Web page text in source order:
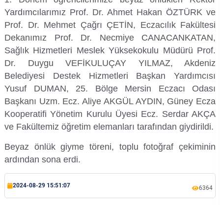
Yardımcılarımız Prof. Dr. Ahmet Hakan ÖZTÜRK ve
Prof. Dr. Mehmet Çağrı ÇETİN, Eczacılık Fakültesi
Dekanımız Prof. Dr. Necmiye CANACANKATAN,
Sağlık Hizmetleri Meslek Yüksekokulu Müdürü Prof.
Dr. Duygu VEFİKULUÇAY YILMAZ, Akdeniz
Belediyesi Destek Hizmetleri Başkan Yardımcısı
Yusuf DUMAN, 25. Bölge Mersin Eczacı Odası
Başkanı Uzm. Ecz. Aliye AKGÜL AYDIN, Güney Ecza
Kooperatifi Yönetim Kurulu Üyesi Ecz. Serdar AKÇA
ve Fakültemiz öğretim elemanları tarafından giydirildi.
Beyaz önlük giyme töreni, toplu fotoğraf çekiminin
ardından sona erdi.
2024-08-29 15:51:07 6364